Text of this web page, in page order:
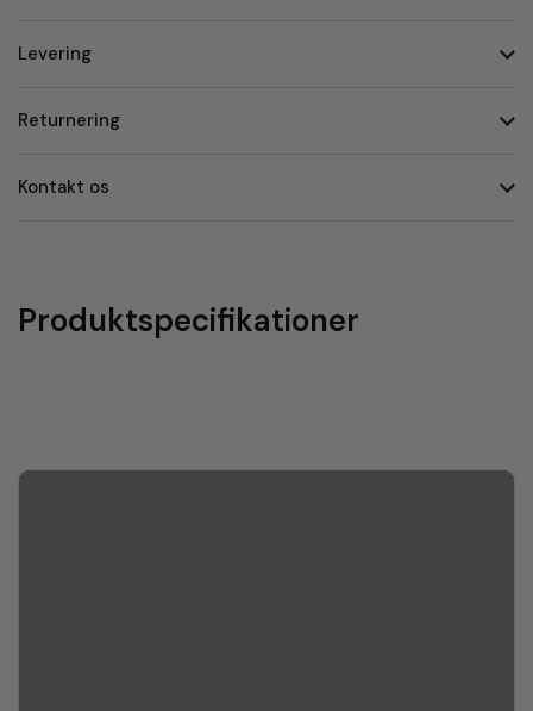
Levering
Returnering
Kontakt os
Produktspecifikationer